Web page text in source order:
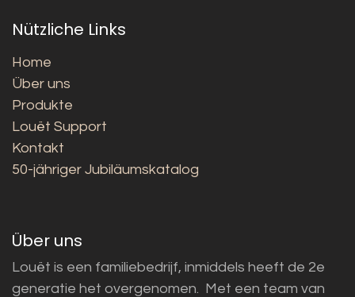
Nützliche Links
Home
Über uns
Produkte
Louët Support
Kontakt
50-jähriger Jubiläumskatalog
Über uns
Louët is een familiebedrijf, inmiddels heeft de 2e
generatie het overgenomen. Met een team van